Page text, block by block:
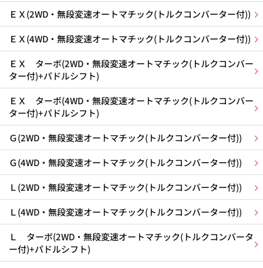
ＥＸ(2WD・無段変速オートマチック(トルクコンバーター付))
ＥＸ(4WD・無段変速オートマチック(トルクコンバーター付))
ＥＸ ターボ(2WD・無段変速オートマチック(トルクコンバー
ター付)+パドルシフト)
ＥＸ ターボ(4WD・無段変速オートマチック(トルクコンバー
ター付)+パドルシフト)
Ｇ(2WD・無段変速オートマチック(トルクコンバーター付))
Ｇ(4WD・無段変速オートマチック(トルクコンバーター付))
Ｌ(2WD・無段変速オートマチック(トルクコンバーター付))
Ｌ(4WD・無段変速オートマチック(トルクコンバーター付))
Ｌ ターボ(2WD・無段変速オートマチック(トルクコンバータ
ー付)+パドルシフト)